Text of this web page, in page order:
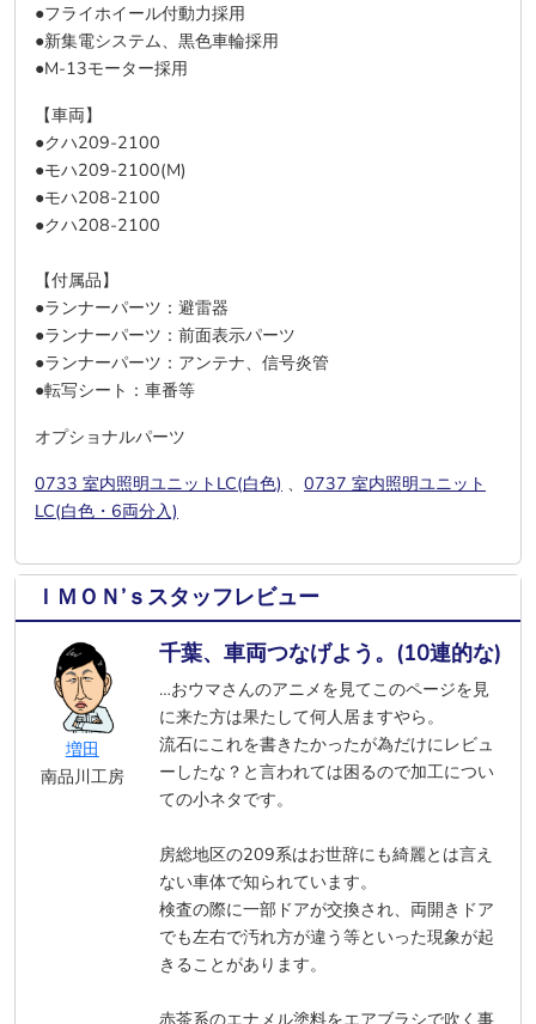
●フライホイール付動力採用
●新集電システム、黒色車輪採用
●M-13モーター採用
【車両】
●クハ209-2100
●モハ209-2100(M)
●モハ208-2100
●クハ208-2100
【付属品】
●ランナーパーツ：避雷器
●ランナーパーツ：前面表示パーツ
●ランナーパーツ：アンテナ、信号炎管
●転写シート：車番等
オプショナルパーツ
0733 室内照明ユニットLC(白色) 、 0737 室内照明ユニット
LC(白色・6両分入)
ＩＭＯＮ’ｓスタッフレビュー
増田
南品川工房
千葉、車両つなげよう。(10連的な)
…おウマさんのアニメを見てこのページを見
に来た方は果たして何人居ますやら。
流石にこれを書きたかったが為だけにレビュ
ーしたな？と言われては困るので加工につい
ての小ネタです。
房総地区の209系はお世辞にも綺麗とは言え
ない車体で知られています。
検査の際に一部ドアが交換され、両開きドア
でも左右で汚れ方が違う等といった現象が起
きることがあります。
赤茶系のエナメル塗料をエアブラシで吹く事